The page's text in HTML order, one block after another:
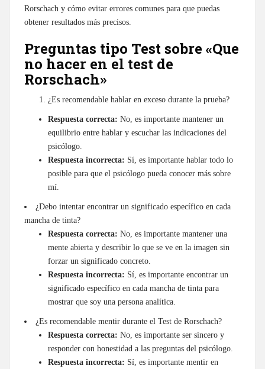
Rorschach y cómo evitar errores comunes para que puedas
obtener resultados más precisos.
Preguntas tipo Test sobre «Que
no hacer en el test de
Rorschach»
¿Es recomendable hablar en exceso durante la prueba?
Respuesta correcta: No, es importante mantener un
equilibrio entre hablar y escuchar las indicaciones del
psicólogo.
Respuesta incorrecta: Sí, es importante hablar todo lo
posible para que el psicólogo pueda conocer más sobre
mí.
¿Debo intentar encontrar un significado específico en cada
mancha de tinta?
Respuesta correcta: No, es importante mantener una
mente abierta y describir lo que se ve en la imagen sin
forzar un significado concreto.
Respuesta incorrecta: Sí, es importante encontrar un
significado específico en cada mancha de tinta para
mostrar que soy una persona analítica.
¿Es recomendable mentir durante el Test de Rorschach?
Respuesta correcta: No, es importante ser sincero y
responder con honestidad a las preguntas del psicólogo.
Respuesta incorrecta: Sí, es importante mentir en